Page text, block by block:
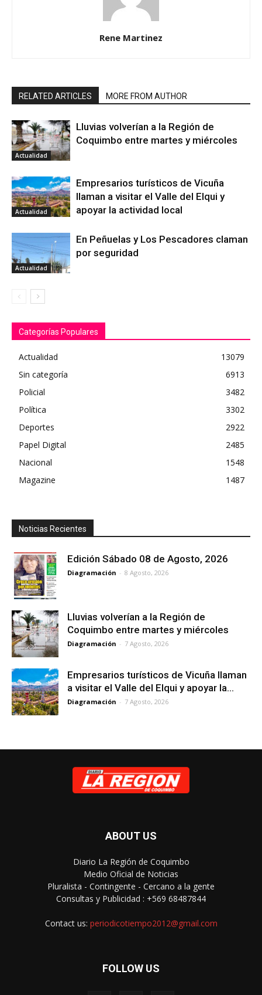
Rene Martinez
RELATED ARTICLES MORE FROM AUTHOR
Actualidad
Lluvias volverían a la Región de
Coquimbo entre martes y miércoles
Actualidad
Empresarios turísticos de Vicuña
llaman a visitar el Valle del Elqui y
apoyar la actividad local
Actualidad
En Peñuelas y Los Pescadores claman
por seguridad
Categorías Populares
Actualidad
13079
Sin categoría
6913
Policial
3482
Política
3302
Deportes
2922
Papel Digital
2485
Nacional
1548
Magazine
1487
Noticias Recientes
Edición Sábado 08 de Agosto, 2026
Diagramación - 8 Agosto, 2026
Lluvias volverían a la Región de
Coquimbo entre martes y miércoles
Diagramación - 7 Agosto, 2026
Empresarios turísticos de Vicuña llaman
a visitar el Valle del Elqui y apoyar la...
Diagramación - 7 Agosto, 2026
ABOUT US
Diario La Región de Coquimbo
Medio Oficial de Noticias
Pluralista - Contingente - Cercano a la gente
Consultas y Publicidad : +569 68487844
Contact us: periodicotiempo2012@gmail.com
FOLLOW US